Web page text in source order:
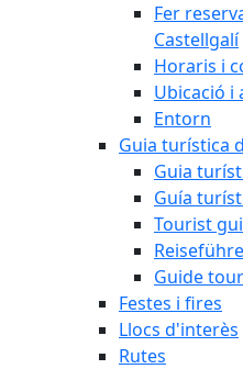
Fer
Castellgalí
Horaris i
Ubicació i
Entorn
Guia turística
Guia
Guía
Tourist
Guide
Festes i fires
Llocs d'interès
Rutes